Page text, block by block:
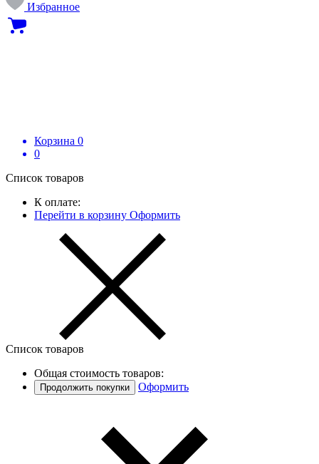
Избранное
Корзина 0
0
Список товаров
К оплате:
Перейти в корзину Оформить
Список товаров
Общая стоимость товаров:
Продолжить покупки Оформить